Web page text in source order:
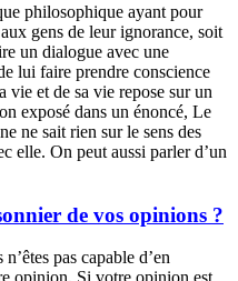
philosophique ayant pour
gens de leur ignorance, soit
un dialogue avec une
lui faire prendre conscience
vie et de sa vie repose sur un
exposé dans un énoncé, Le
ne sait rien sur le sens des
elle. On peut aussi parler d’un
de vos opinions ?
pas capable d’en